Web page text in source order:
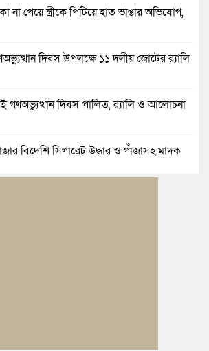
না পেয়ে স্ত্রীকে পিটিয়ে হাত ভাঙার অভিযোগ,
দিবস উপলক্ষে ১১ দলীয় জোটের র‍্যালি
গণঅভ্যুত্থান দিবস পালিত, র‍্যালি ও আলোচনা
বিদেশি সিগারেট উদ্ধার ও গাঁজাসহ মাদক